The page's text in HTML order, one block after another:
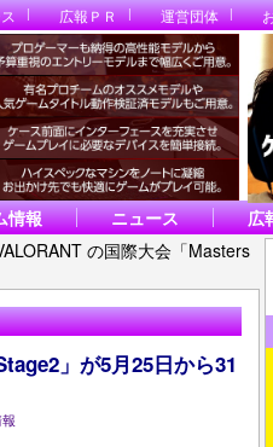
広報ＰＲ 運営団体
情報 ニュース 広
の国際大会「Masters
」が5月25日から31